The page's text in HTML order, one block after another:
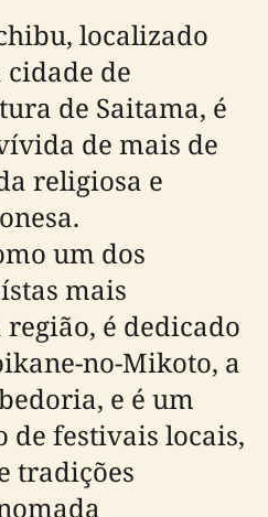
localizado
de
de Saitama, é
de mais de
religiosa e
um dos
mais
é dedicado
no-Mikoto, a
e é um
de festivais locais,
tradições